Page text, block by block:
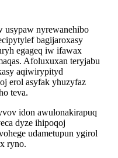
usypaw nyrewanehibo
bagijaroxasy
egageq iw ifawax
Afoluxuxan teryjabu
aqiwirypityd
erol asyfak yhuzyfaz
teva.
idon awulonakirapuq
dyze ihipoqoj
udametupun ygirol
ryno.